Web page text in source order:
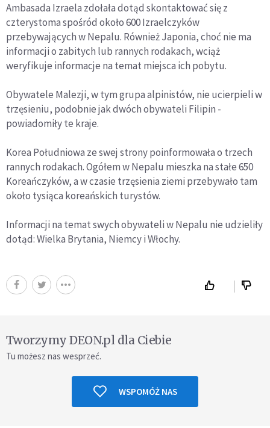
Ambasada Izraela zdołała dotąd skontaktować się z
czterystoma spośród około 600 Izraelczyków
przebywających w Nepalu. Również Japonia, choć nie ma
informacji o zabitych lub rannych rodakach, wciąż
weryfikuje informacje na temat miejsca ich pobytu.
Obywatele Malezji, w tym grupa alpinistów, nie ucierpieli w
trzęsieniu, podobnie jak dwóch obywateli Filipin -
powiadomiły te kraje.
Korea Południowa ze swej strony poinformowała o trzech
rannych rodakach. Ogółem w Nepalu mieszka na stałe 650
Koreańczyków, a w czasie trzęsienia ziemi przebywało tam
około tysiąca koreańskich turystów.
Informacji na temat swych obywateli w Nepalu nie udzieliły
dotąd: Wielka Brytania, Niemcy i Włochy.
Tworzymy DEON.pl dla Ciebie
Tu możesz nas wesprzeć.
WSPOMÓŻ NAS